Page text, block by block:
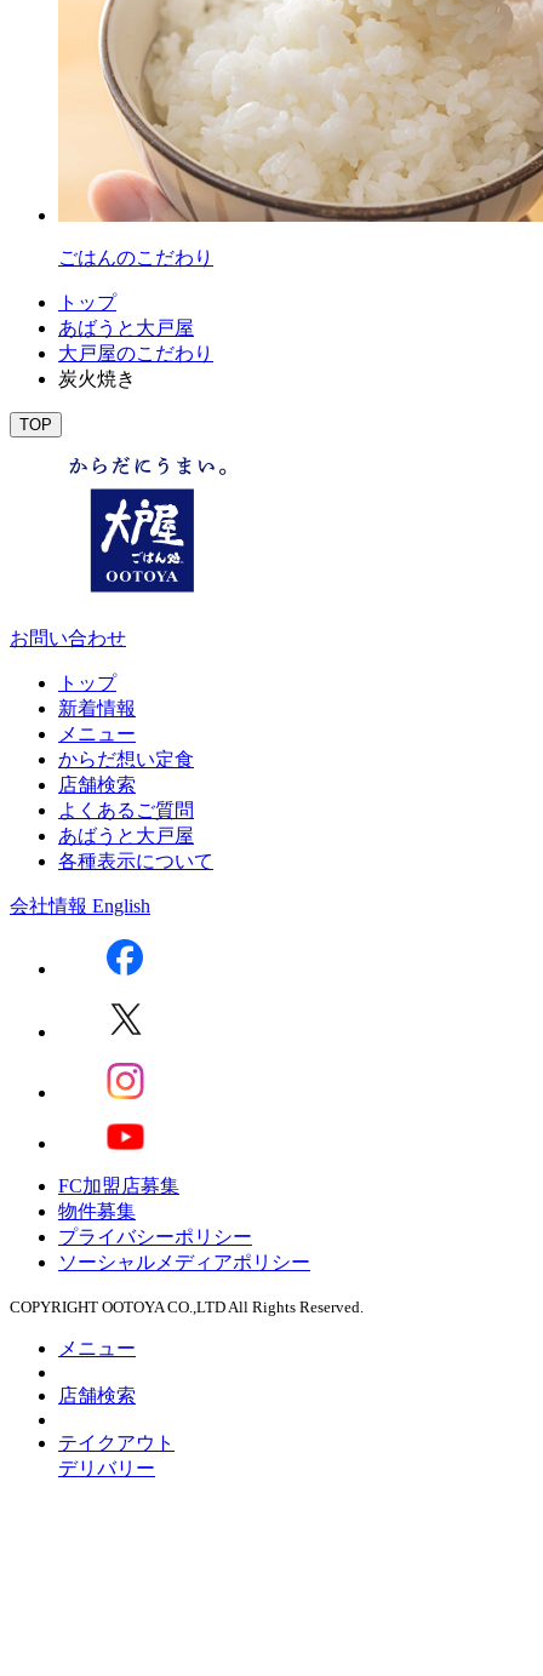
ごはんのこだわり
トップ
あばうと大戸屋
大戸屋のこだわり
炭火焼き
TOP
お問い合わせ
トップ
新着情報
メニュー
からだ想い定食
店舗検索
よくあるご質問
あばうと大戸屋
各種表示について
会社情報 English
FC加盟店募集
物件募集
プライバシーポリシー
ソーシャルメディアポリシー
COPYRIGHT OOTOYA CO.,LTD All Rights Reserved.
メニュー
店舗検索
テイクアウト
デリバリー